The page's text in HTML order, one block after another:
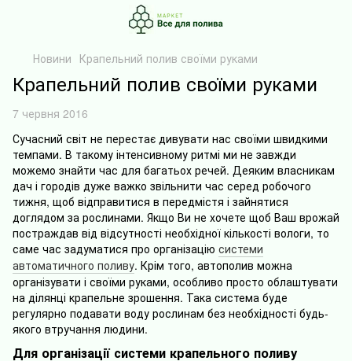
Новини Крапельний полив своїми руками
Крапельний полив своїми руками
7 червня 2016
Сучасний світ не перестає дивувати нас своїми швидкими
темпами. В такому інтенсивному ритмі ми не завжди
можемо знайти час для багатьох речей. Деяким власникам
дач і городів дуже важко звільнити час серед робочого
тижня, щоб відправитися в передмістя і зайнятися
доглядом за рослинами. Якщо Ви не хочете щоб Ваш врожай
постраждав від відсутності необхідної кількості вологи, то
саме час задуматися про організацію системи
автоматичного поливу. Крім того, автополив можна
організувати і своїми руками, особливо просто облаштувати
на ділянці крапельне зрошення. Така система буде
регулярно подавати воду рослинам без необхідності будь-
якого втручання людини.
Для організації системи крапельного поливу